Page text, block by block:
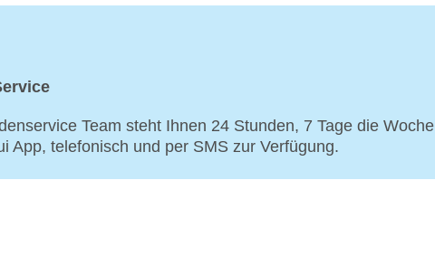
Team steht Ihnen 24 Stunden, 7 Tage die Woche
App, telefonisch und per SMS zur Verfügung.